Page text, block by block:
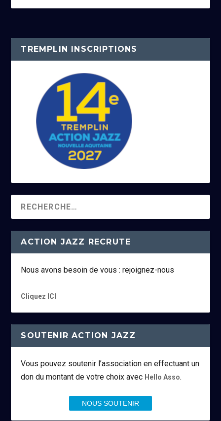
TREMPLIN INSCRIPTIONS
ACTION JAZZ RECRUTE
Nous avons besoin de vous : rejoignez-nous
Cliquez ICI
SOUTENIR ACTION JAZZ
Vous pouvez soutenir l’association en effectuant un
don du montant de votre choix avec Hello Asso.
NOUS SOUTENIR